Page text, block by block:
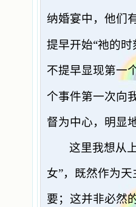
纳婚宴中，他们
提早开始“祂的时
不提早显现第一
个事件第一次向
督为中心，明显
这里我想从
女”，既然作为
要；这并非必然